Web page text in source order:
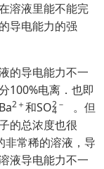
溶液里能不能完
导电能力的强
的导电能力不一
100%电离．也即
2＋和SO4
2－
。但
的总浓度也很
非常稀的溶液，导
液导电能力不一